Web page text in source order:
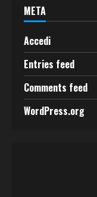
META
Accedi
Entries feed
Comments feed
WordPress.org